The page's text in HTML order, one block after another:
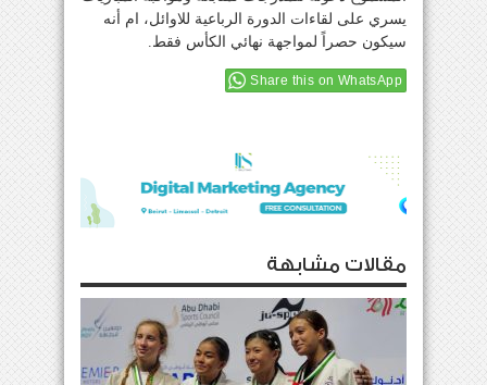
يسري على لقاءات الدورة الرباعية للاوائل، ام أنه
سيكون حصراً لمواجهة نهائي الكأس فقط.
Share this on WhatsApp
مقالات مشابهة